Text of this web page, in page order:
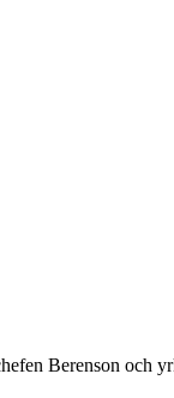
Berenson och